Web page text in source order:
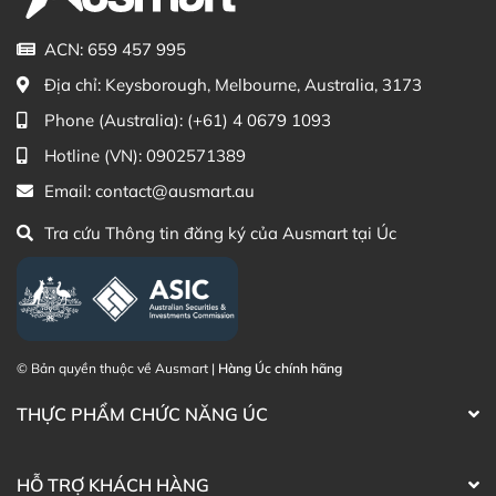
Hướng dẫn sử dụng Blackmores Probiotics+ Womens
ACN: 659 457 995
Địa chỉ: Keysborough, Melbourne, Australia, 3173
Phone (Australia): (+61) 4 0679 1093
Hotline (VN): 0902571389
Email: contact@ausmart.au
Tra cứu Thông tin đăng ký của Ausmart tại Úc
© Bản quyền thuộc về Ausmart | Hàng Úc chính hãng
THỰC PHẨM CHỨC NĂNG ÚC
HỖ TRỢ KHÁCH HÀNG